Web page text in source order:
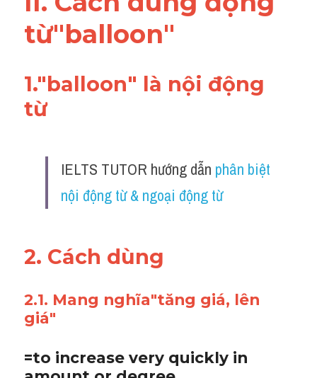
từ"balloon"
1."balloon" là nội động
từ
IELTS TUTOR hướng dẫn phân biệt
nội động từ & ngoại động từ
2. Cách dùng
2.1. Mang nghĩa"tăng giá, lên
giá"
=to increase very quickly in